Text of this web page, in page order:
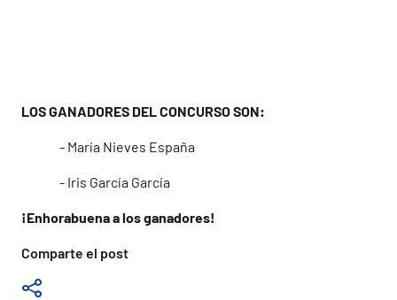
Comparte el post
LOS GANADORES DEL CONCURSO SON:
- María Nieves España
- Iris García García
¡Enhorabuena a los ganadores!